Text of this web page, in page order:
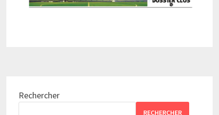
Rechercher
RECHERCHER